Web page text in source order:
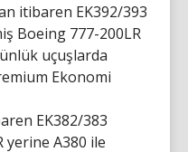
itibaren EK392/393
Boeing 777-200LR
uçuşlarda
Ekonomi
EK382/383
yerine A380 ile